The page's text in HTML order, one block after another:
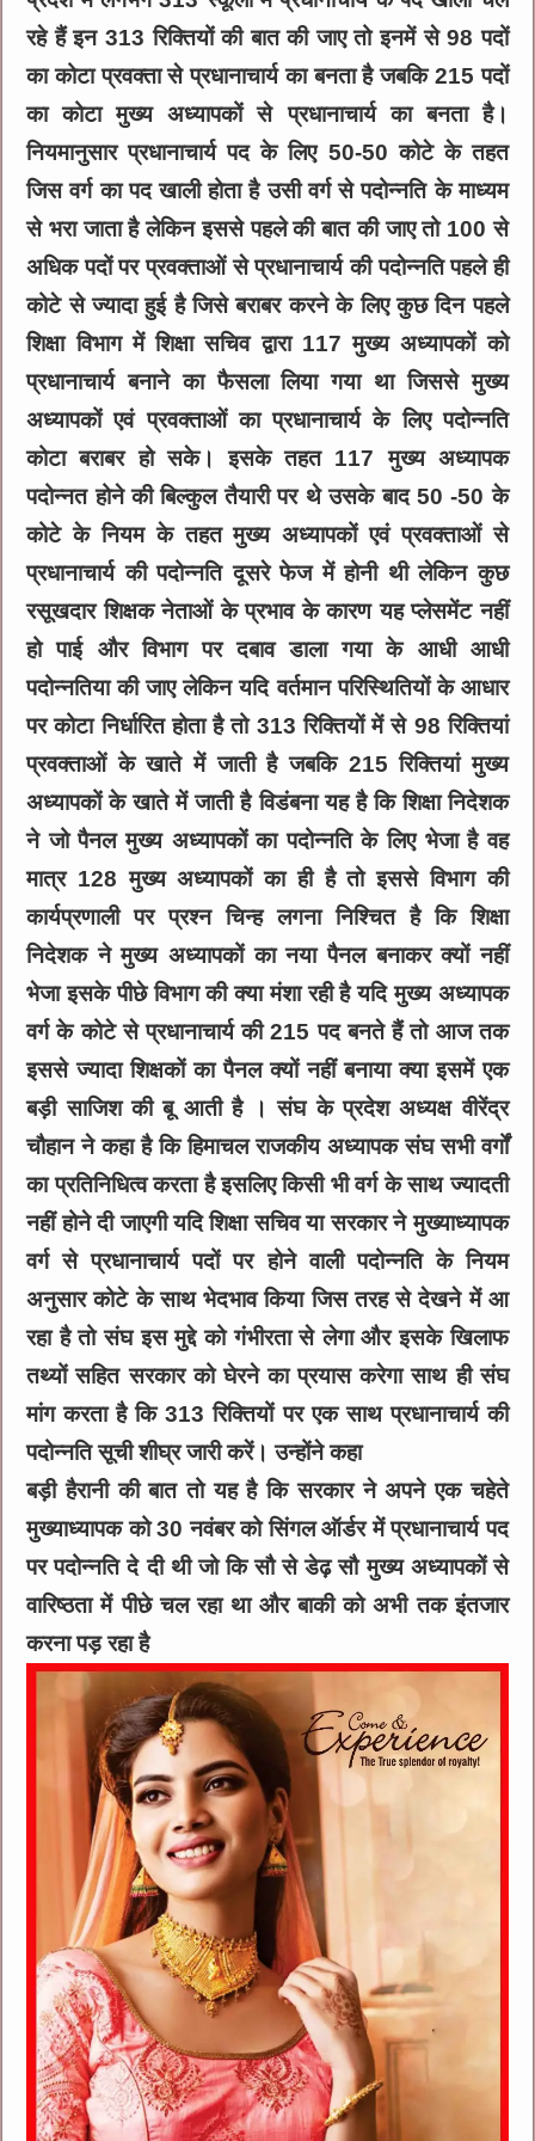
रहे हैं इन 313 रिक्तियों की बात की जाए तो इनमें से 98 पदों
का कोटा प्रवक्ता से प्रधानाचार्य का बनता है जबकि 215 पदों
का कोटा मुख्य अध्यापकों से प्रधानाचार्य का बनता है।
नियमानुसार प्रधानाचार्य पद के लिए 50-50 कोटे के तहत
जिस वर्ग का पद खाली होता है उसी वर्ग से पदोन्नति के माध्यम
से भरा जाता है लेकिन इससे पहले की बात की जाए तो 100 से
अधिक पदों पर प्रवक्ताओं से प्रधानाचार्य की पदोन्नति पहले ही
कोटे से ज्यादा हुई है जिसे बराबर करने के लिए कुछ दिन पहले
शिक्षा विभाग में शिक्षा सचिव द्वारा 117 मुख्य अध्यापकों को
प्रधानाचार्य बनाने का फैसला लिया गया था जिससे मुख्य
अध्यापकों एवं प्रवक्ताओं का प्रधानाचार्य के लिए पदोन्नति
कोटा बराबर हो सके। इसके तहत 117 मुख्य अध्यापक
पदोन्नत होने की बिल्कुल तैयारी पर थे उसके बाद 50 -50 के
कोटे के नियम के तहत मुख्य अध्यापकों एवं प्रवक्ताओं से
प्रधानाचार्य की पदोन्नति दूसरे फेज में होनी थी लेकिन कुछ
रसूखदार शिक्षक नेताओं के प्रभाव के कारण यह प्लेसमेंट नहीं
हो पाई और विभाग पर दबाव डाला गया के आधी आधी
पदोन्नतिया की जाए लेकिन यदि वर्तमान परिस्थितियों के आधार
पर कोटा निर्धारित होता है तो 313 रिक्तियों में से 98 रिक्तियां
प्रवक्ताओं के खाते में जाती है जबकि 215 रिक्तियां मुख्य
अध्यापकों के खाते में जाती है विडंबना यह है कि शिक्षा निदेशक
ने जो पैनल मुख्य अध्यापकों का पदोन्नति के लिए भेजा है वह
मात्र 128 मुख्य अध्यापकों का ही है तो इससे विभाग की
कार्यप्रणाली पर प्रश्न चिन्ह लगना निश्चित है कि शिक्षा
निदेशक ने मुख्य अध्यापकों का नया पैनल बनाकर क्यों नहीं
भेजा इसके पीछे विभाग की क्या मंशा रही है यदि मुख्य अध्यापक
वर्ग के कोटे से प्रधानाचार्य की 215 पद बनते हैं तो आज तक
इससे ज्यादा शिक्षकों का पैनल क्यों नहीं बनाया क्या इसमें एक
बड़ी साजिश की बू आती है । संघ के प्रदेश अध्यक्ष वीरेंद्र
चौहान ने कहा है कि हिमाचल राजकीय अध्यापक संघ सभी वर्गों
का प्रतिनिधित्व करता है इसलिए किसी भी वर्ग के साथ ज्यादती
नहीं होने दी जाएगी यदि शिक्षा सचिव या सरकार ने मुख्याध्यापक
वर्ग से प्रधानाचार्य पदों पर होने वाली पदोन्नति के नियम
अनुसार कोटे के साथ भेदभाव किया जिस तरह से देखने में आ
रहा है तो संघ इस मुद्दे को गंभीरता से लेगा और इसके खिलाफ
तथ्यों सहित सरकार को घेरने का प्रयास करेगा साथ ही संघ
मांग करता है कि 313 रिक्तियों पर एक साथ प्रधानाचार्य की
पदोन्नति सूची शीघ्र जारी करें। उन्होंने कहा
बड़ी हैरानी की बात तो यह है कि सरकार ने अपने एक चहेते
मुख्याध्यापक को 30 नवंबर को सिंगल ऑर्डर में प्रधानाचार्य पद
पर पदोन्नति दे दी थी जो कि सौ से डेढ़ सौ मुख्य अध्यापकों से
वारिष्ठता में पीछे चल रहा था और बाकी को अभी तक इंतजार
करना पड़ रहा है